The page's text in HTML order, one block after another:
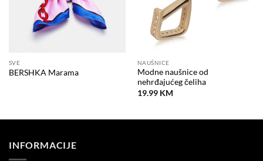
SVE
BERSHKA Marama
NAUŠNICE
Modne naušnice od
nehrđajućeg čeliha
19.99 KM
INFORMACIJE